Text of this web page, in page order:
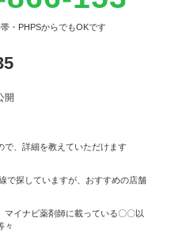
・PHPSからでもOKです
開
で、詳細を教えていただけます
で探していますが、おすすめの店舗
マイナビ薬剤師に載っている〇〇以
々